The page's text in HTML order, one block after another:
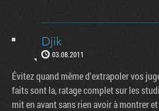
Djik
03.08.2011
Évitez quand même d'extrapoler vos
faits sont la, ratage complet sur les
mit en avant sans rien avoir à montrer